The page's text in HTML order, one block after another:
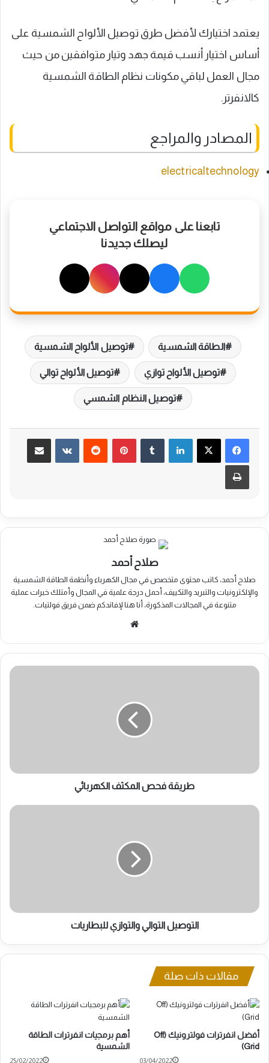
يعتمد اختيارك لأفضل طرق توصيل الألواح الشمسية على
أساس اختيار أنسب قيمة جهد وتيار متوافقين من حيث
مجال العمل لباقي مكونات نظام الطاقة الشمسية
كالانفرتر.
المصادر والمراجع
electricaltechnology
تابعنا على مواقع التواصل الاجتماعي
ليصلك جديدنا
الطاقة الشمسية توصيل الألواح الشمسية
توصيل الألواح توازي توصيل الألواح توالي
توصيل النظام الشمسي
لينكدإن بينتيريست مشاركة عبر البريد
طباعة
صلاح أحمد
صلاح أحمد، كاتب محتوى متخصص في مجال الكهرباء وأنظمة الطاقة الشمسية
والإلكترونيات والتبريد والتكييف، أحمل درجة علمية في المجال وأمتلك خبرات عملية
متنوعة في المجالات المذكورة، أنا هنا لإفاتدكم ضمن فريق فولتيات.
طريقة
طريقة فحص المكثف الكهربائي
التوصيل
التوصيل التوالي والتوازي للبطاريات
مقالات ذات صلة
أهم برمجيات انفرترات الطاقة
الشمسية
25/02/2022
أفضل انفرترات فولترونيك (Off
Grid)
03/04/2022